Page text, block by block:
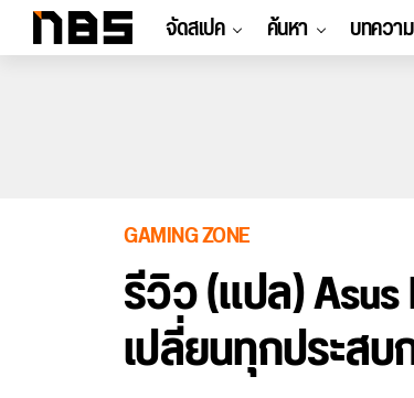
จัดสเปค ค้นหา บทความ
GAMING ZONE
รีวิว (แปล)
เปลี่ยนทุกประส